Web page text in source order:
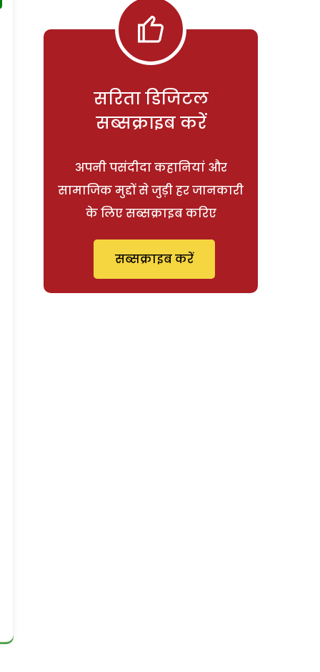
सरिता डिजिटल
सब्सक्राइब करें
अपनी पसंदीदा कहानियां और
सामाजिक मुद्दों से जुड़ी हर जानकारी
के लिए सब्सक्राइब करिए
सब्सक्राइब करें